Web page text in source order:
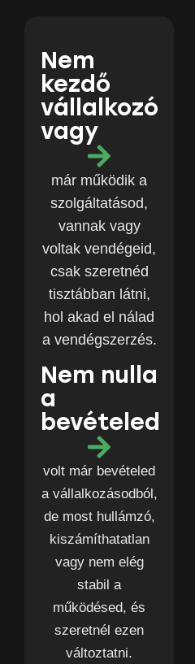
Nem
kezdő
vállalkozó
vagy
már működik a
szolgáltatásod,
vannak vagy
voltak vendégeid,
csak szeretnéd
tisztábban látni,
hol akad el nálad
a vendégszerzés.
Nem nulla
a
bevételed
volt már bevételed
a vállalkozásodból,
de most hullámzó,
kiszámíthatatlan
vagy nem elég
stabil a
működésed, és
szeretnél ezen
változtatni.